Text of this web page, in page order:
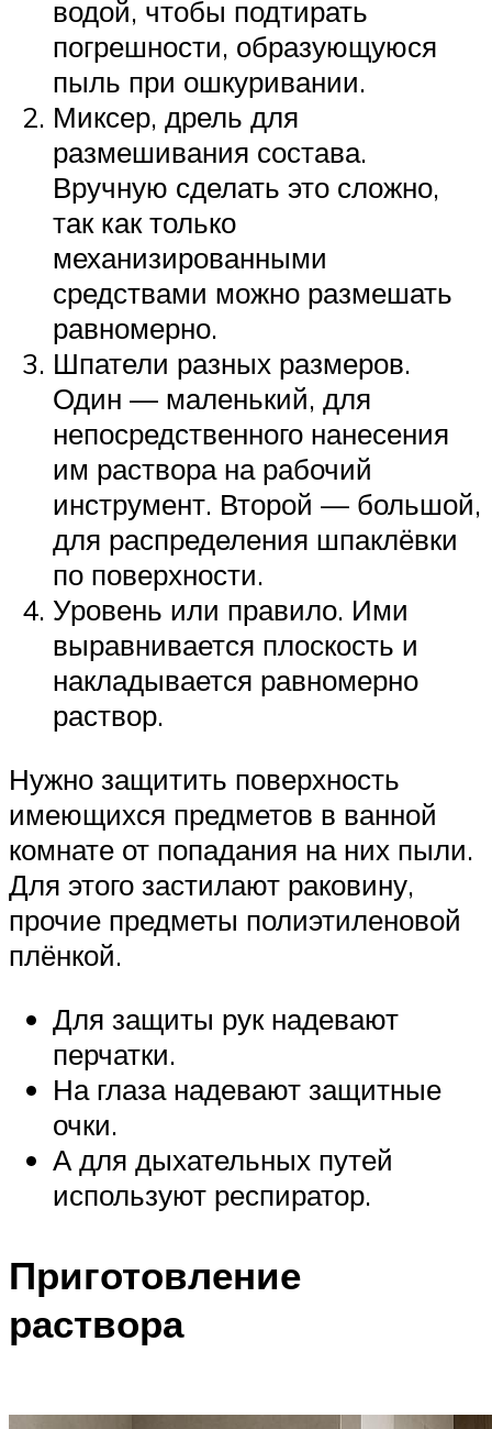
водой, чтобы подтирать
погрешности, образующуюся
пыль при ошкуривании.
Миксер, дрель для
размешивания состава.
Вручную сделать это сложно,
так как только
механизированными
средствами можно размешать
равномерно.
Шпатели разных размеров.
Один — маленький, для
непосредственного нанесения
им раствора на рабочий
инструмент. Второй — большой,
для распределения шпаклёвки
по поверхности.
Уровень или правило. Ими
выравнивается плоскость и
накладывается равномерно
раствор.
Нужно защитить поверхность
имеющихся предметов в ванной
комнате от попадания на них пыли.
Для этого застилают раковину,
прочие предметы полиэтиленовой
плёнкой.
Для защиты рук надевают
перчатки.
На глаза надевают защитные
очки.
А для дыхательных путей
используют респиратор.
Приготовление
раствора